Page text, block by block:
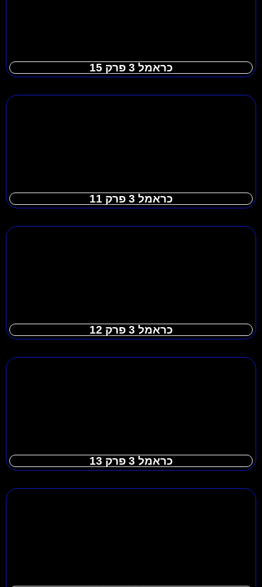
כראמל 3 פרק 15
כראמל 3 פרק 11
כראמל 3 פרק 12
כראמל 3 פרק 13